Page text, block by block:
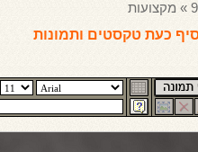
» מקצועות
כעת טקסטים ותמונות